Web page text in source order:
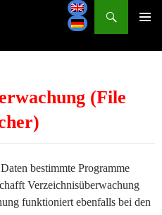
(File
bestimmte Programme
Verzeichnisüberwachung
funktioniert ebenfalls bei den